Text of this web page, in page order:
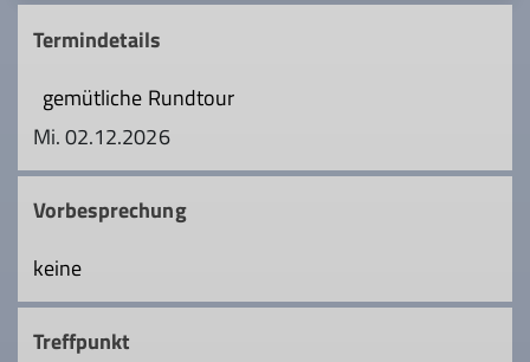
Termindetails
gemütliche Rundtour
Mi. 02.12.2026
Vorbesprechung
keine
Treffpunkt